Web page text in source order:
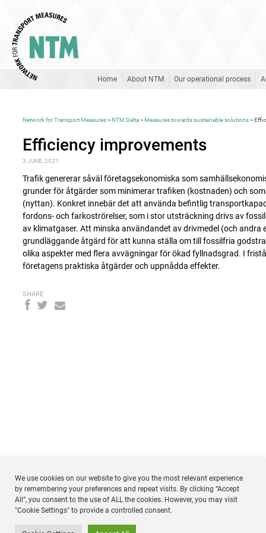
Home About NTM Our operational process
Network for Transport Measures>NTM Delta>Measures towards sustainable solutions>
Efficiency improvements
3 JUNE, 2021
Trafik genererar såväl företagsekonomiska som
grunder för åtgärder som minimerar trafiken (kostnaden) och
(nyttan). Konkret innebär det att använda befintlig
fordons- och farkoströrelser, som i stor utsträckning drivs av
av klimatgaser. Att minska användandet av drivmedel (och andra
grundläggande åtgärd för att kunna ställa om till fossilfria
olika aspekter med flera avvägningar för ökad fyllnadsgrad. I
företagens praktiska åtgärder och uppnådda effekter.
SHARE
Timmermansgatan 18 2tr
We use cookies on our website to give you the most relevant experience
by remembering your preferences and repeat visits. By clicking “Accept
All”, you consent to the use of ALL the cookies. However, you may visit
"Cookie Settings" to provide a controlled consent.